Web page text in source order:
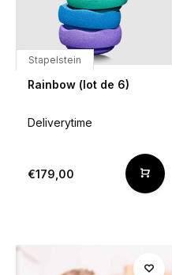
Stapelstein
Rainbow (lot de 6)
Deliverytime
€179,00